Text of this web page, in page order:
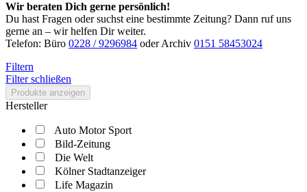
Wir beraten Dich gerne persönlich!
Du hast Fragen oder suchst eine bestimmte Zeitung? Dann ruf uns
gerne an – wir helfen Dir weiter.
Telefon: Büro 0228 / 9296984 oder Archiv 0151 58453024
Filtern
Filter schließen
Produkte anzeigen
Hersteller
Auto Motor Sport
Bild-Zeitung
Die Welt
Kölner Stadtanzeiger
Life Magazin